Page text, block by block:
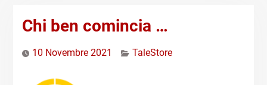
Chi ben comincia …
10 Novembre 2021 TaleStore